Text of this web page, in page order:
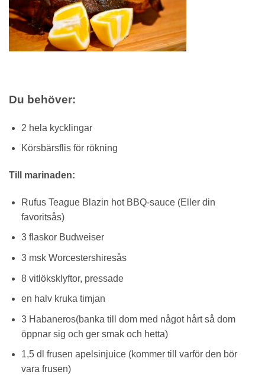
Du behöver:
2 hela kycklingar
Körsbärsflis för rökning
Till marinaden:
Rufus Teague Blazin hot BBQ-sauce (Eller din
favoritsås)
3 flaskor Budweiser
3 msk Worcestershiresås
8 vitlöksklyftor, pressade
en halv kruka timjan
3 Habaneros(banka till dom med något hårt så dom
öppnar sig och ger smak och hetta)
1,5 dl frusen apelsinjuice (kommer till varför den bör
vara frusen)